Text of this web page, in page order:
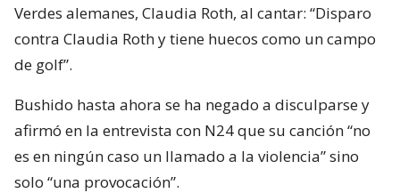
Verdes alemanes, Claudia Roth, al cantar: “Disparo
contra Claudia Roth y tiene huecos como un campo
de golf”.
Bushido hasta ahora se ha negado a disculparse y
afirmó en la entrevista con N24 que su canción “no
es en ningún caso un llamado a la violencia” sino
solo “una provocación”.